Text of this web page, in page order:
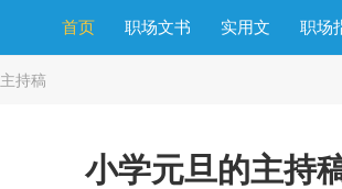
首页 职场文书 实用文 职场
主持稿
小学元旦的主持